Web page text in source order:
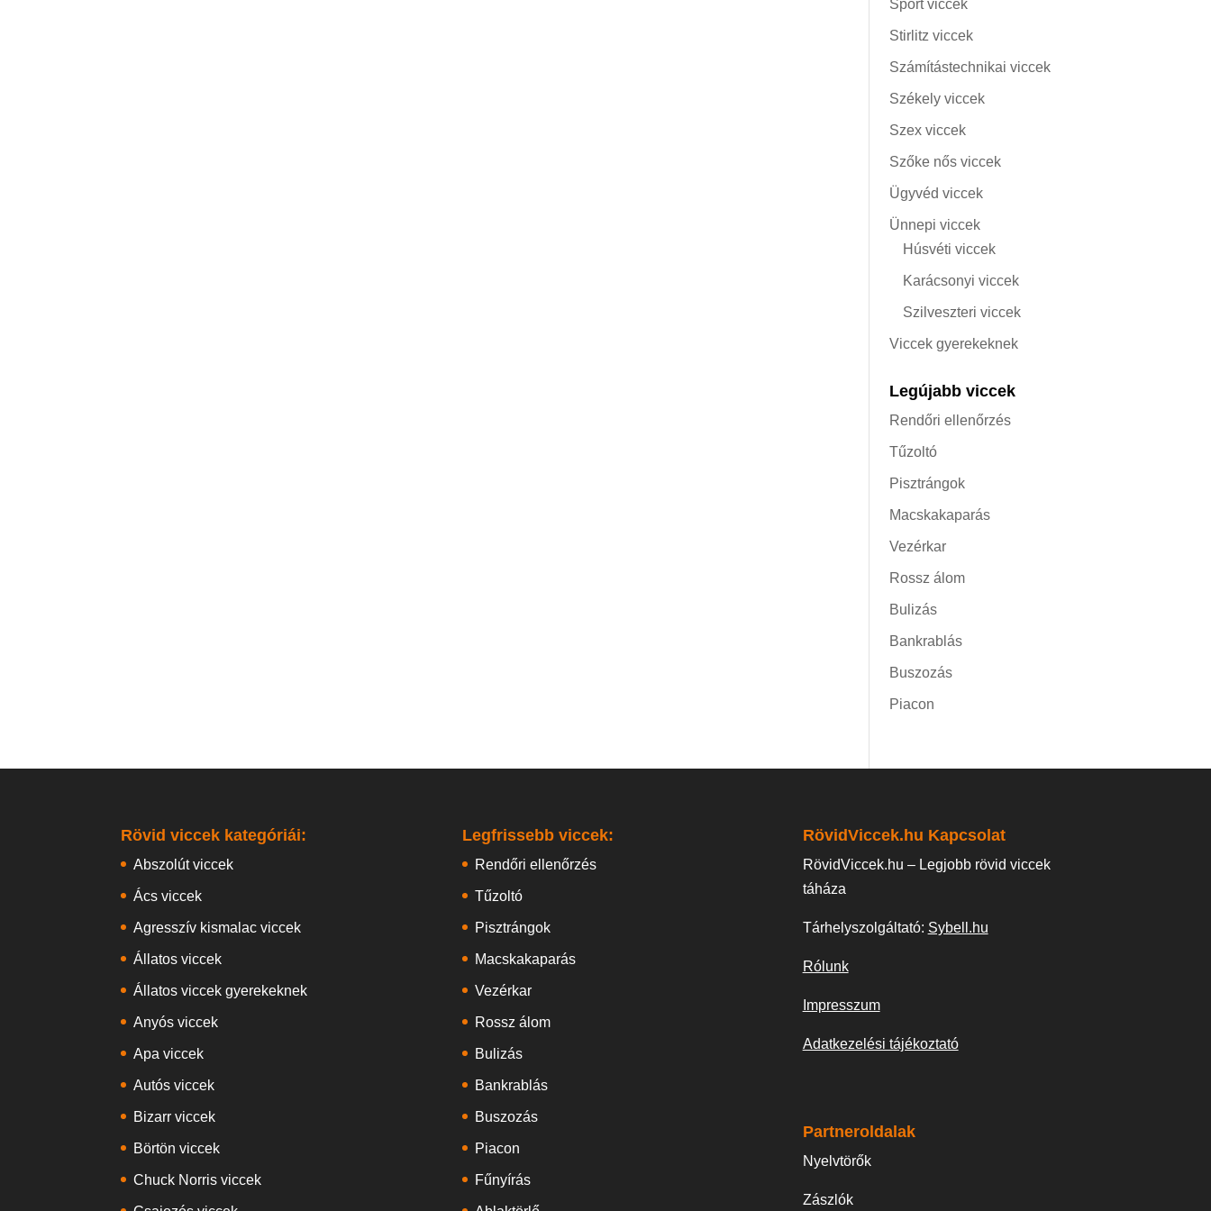
Sport viccek
Stirlitz viccek
Számítástechnikai viccek
Székely viccek
Szex viccek
Szőke nős viccek
Ügyvéd viccek
Ünnepi viccek
Húsvéti viccek
Karácsonyi viccek
Szilveszteri viccek
Viccek gyerekeknek
Legújabb viccek
Rendőri ellenőrzés
Tűzoltó
Pisztrángok
Macskakaparás
Vezérkar
Rossz álom
Bulizás
Bankrablás
Buszozás
Piacon
Rövid viccek kategóriái:
Abszolút viccek
Ács viccek
Agresszív kismalac viccek
Állatos viccek
Állatos viccek gyerekeknek
Anyós viccek
Apa viccek
Autós viccek
Bizarr viccek
Börtön viccek
Chuck Norris viccek
Legfrissebb viccek:
Rendőri ellenőrzés
Tűzoltó
Pisztrángok
Macskakaparás
Vezérkar
Rossz álom
Bulizás
Bankrablás
Buszozás
Piacon
Fűnyírás
RövidViccek.hu Kapcsolat
RövidViccek.hu – Legjobb rövid viccek
táháza
Tárhelyszolgáltató: Sybell.hu
Rólunk
Impresszum
Adatkezelési tájékoztató
Partneroldalak
Nyelvtörők
Zászlók